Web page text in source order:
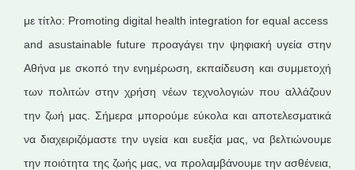
με τίτλο: Promoting digital health integration for equal access
and asustainable future προαγάγει την ψηφιακή υγεία στην
Αθήνα με σκοπό την ενημέρωση, εκπαίδευση και συμμετοχή
των πολιτών στην χρήση νέων τεχνολογιών που αλλάζουν
την ζωή μας. Σήμερα μπορούμε εύκολα και αποτελεσματικά
να διαχειριζόμαστε την υγεία και ευεξία μας, να βελτιώνουμε
την ποιότητα της ζωής μας, να προλαμβάνουμε την ασθένεια,